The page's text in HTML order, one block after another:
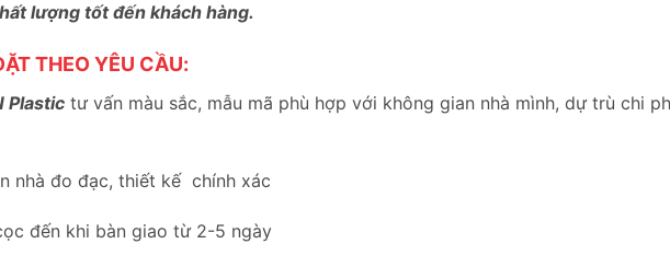
lượng tốt đến khách hàng.
THEO YÊU CẦU:
Plastic tư vấn màu sắc, mẫu mã phù hợp với không gian nhà mình, dự trù chi
nhà đo đạc, thiết kế chính xác
đến khi bàn giao từ 2-5 ngày